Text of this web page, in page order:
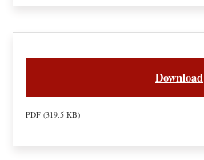
Download
PDF 319,5 KB